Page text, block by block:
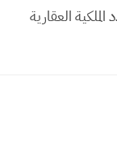
العقارية